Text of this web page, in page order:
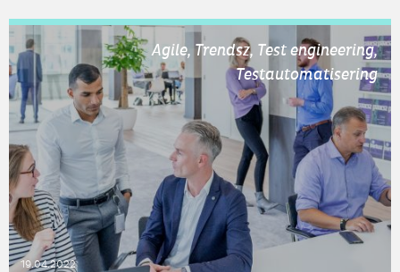
LEES DIT ARTIKEL
Agile, Trendsz, Test engineering,
Testautomatisering
19.04.2022